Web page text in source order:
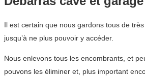
Il est certain que nous gardons tous de
jusqu’à ne plus pouvoir y accéder.
Nous enlevons tous les encombrants, et
pouvons les éliminer et, plus important